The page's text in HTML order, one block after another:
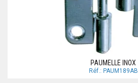
PAUMELLE INOX
Réf.: PAUM189AB